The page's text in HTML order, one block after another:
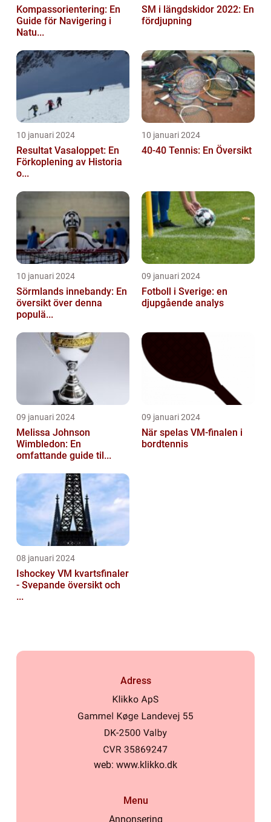
Kompassorientering: En
Guide för Navigering i
Natu...
SM i längdskidor 2022: En
fördjupning
10 januari 2024
Resultat Vasaloppet: En
Förkoplening av Historia
o...
10 januari 2024
40-40 Tennis: En Översikt
10 januari 2024
Sörmlands innebandy: En
översikt över denna
populä...
09 januari 2024
Fotboll i Sverige: en
djupgående analys
09 januari 2024
Melissa Johnson
Wimbledon: En
omfattande guide til...
09 januari 2024
När spelas VM-finalen i
bordtennis
08 januari 2024
Ishockey VM kvartsfinaler
- Svepande översikt och
...
Adress
web: www.klikko.dk
Menu
Annonsering